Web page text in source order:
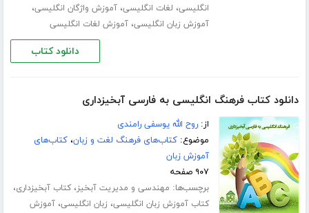
انگلیسی، لغات انگلیسی،آموزش واژگان انگلیسی،
آموزش زبان انگلیسی،آموزش لغات انگلیسی
دانلود کتاب
دانلود کتاب فرهنگ انگلیسی به فارسی آبخیزداری
از:روح الله یوسفی رامندی
موضوع:کتاب‌های فرهنگ لغت و زبان،کتاب‌های
آموزش زبان
۹۰۷ صفحه
برچسب‌ها: مهندسی و مدیریت آبخیز،کتاب آبخیزداری،
کتاب آموزش زبان انگلیسی، زبان انگلیسی،آموزش